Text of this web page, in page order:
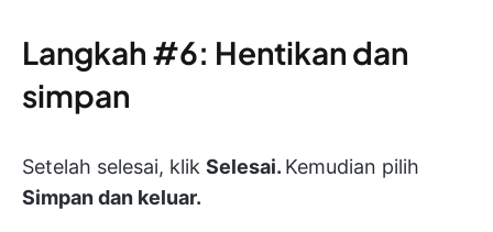
Langkah #6: Hentikan dan
simpan
Setelah selesai, klik Selesai. Kemudian pilih
Simpan dan keluar.